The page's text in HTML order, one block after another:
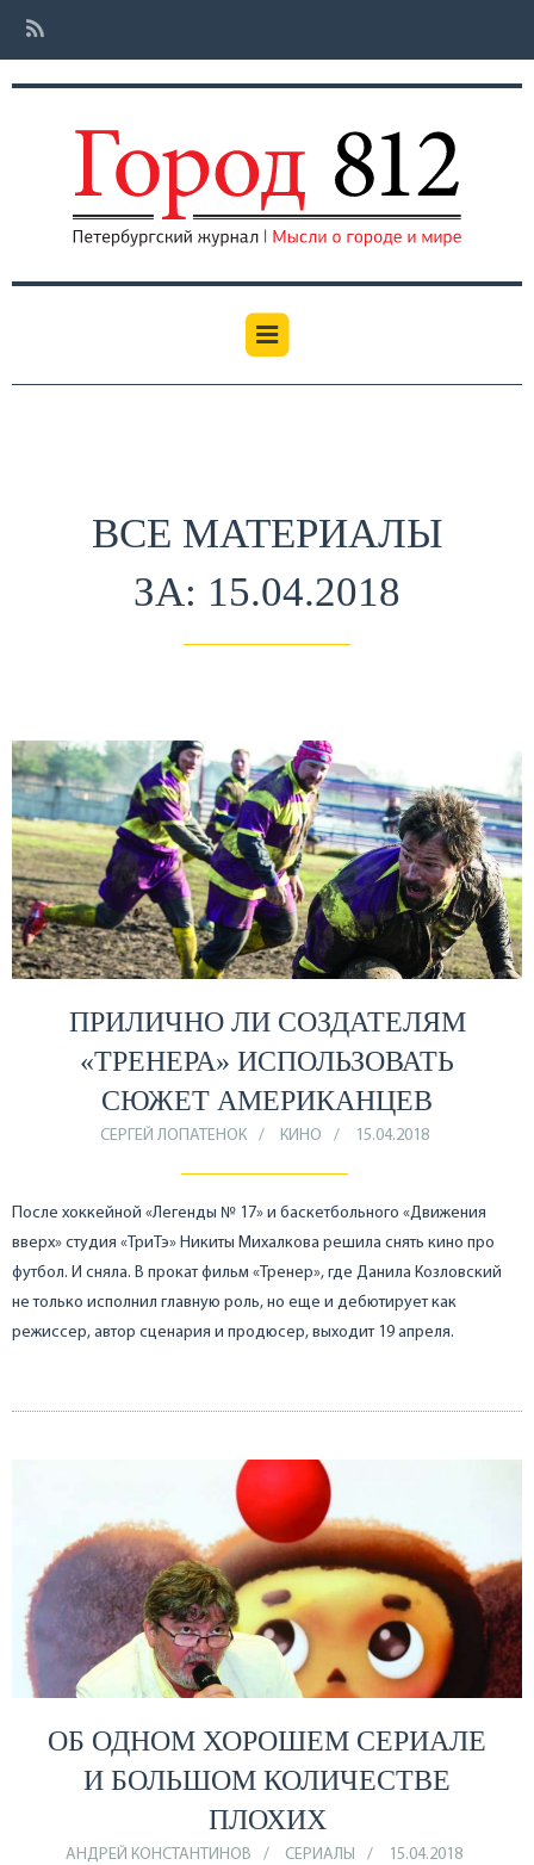
ВСЕ МАТЕРИАЛЫ
ЗА: 15.04.2018
ПРИЛИЧНО ЛИ СОЗДАТЕЛЯМ
«ТРЕНЕРА» ИСПОЛЬЗОВАТЬ
СЮЖЕТ АМЕРИКАНЦЕВ
СЕРГЕЙ ЛОПАТЕНОК КИНО 15.04.2018
После хоккейной «Легенды № 17» и баскетбольного «Движения
вверх» студия «ТриТэ» Никиты Михалкова решила снять кино про
футбол. И сняла. В прокат фильм «Тренер», где Данила Козловский
не только исполнил главную роль, но еще и дебютирует как
режиссер, автор сценария и продюсер, выходит 19 апреля.
ОБ ОДНОМ ХОРОШЕМ СЕРИАЛЕ
И БОЛЬШОМ КОЛИЧЕСТВЕ
ПЛОХИХ
АНДРЕЙ КОНСТАНТИНОВ СЕРИАЛЫ 15.04.2018